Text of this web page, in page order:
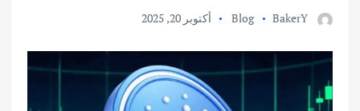
BakerY
Blog أكتوبر 20, 2025